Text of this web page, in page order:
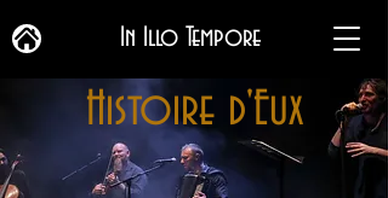
In Illo Tempore
Histoire d'Eux